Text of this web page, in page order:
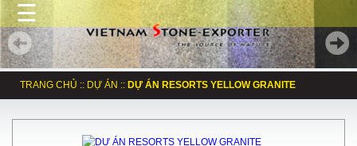
☰
TRANG CHỦ :: DỰ ÁN :: DỰ ÁN RESORTS YELLOW GRANITE